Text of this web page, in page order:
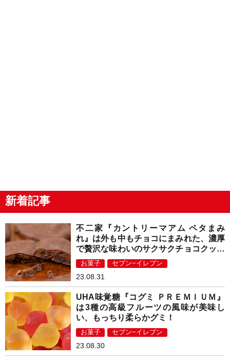
新着記事
不二家『カントリーマアム ペタまみ
れ』は外も中もチョコにまみれた、濃厚
で贅沢な味わいのサクサクチョコクッキ
ー！
お菓子 セブン−イレブン
23.08.31
UHA味覚糖『コグミ ＰＲＥＭＩＵＭ』
は3種の高級フルーツの風味が美味し
い、もっちり柔らかグミ！
お菓子 セブン−イレブン
23.08.30